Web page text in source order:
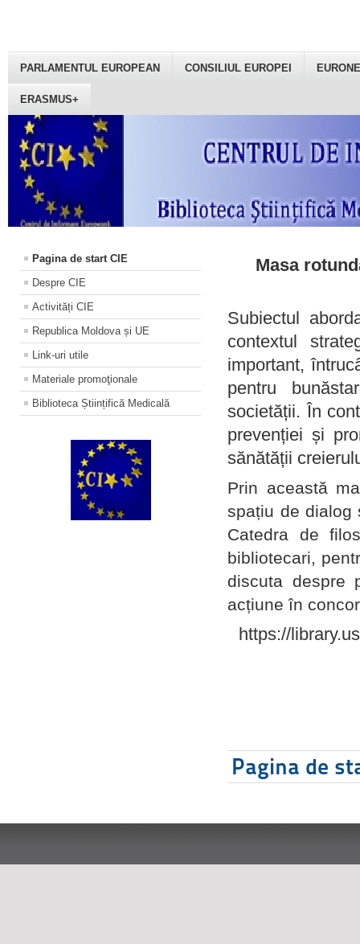
PARLAMENTUL EUROPEAN CONSILIUL EUROPEI
ERASMUS+
Pagina de start CIE
Despre CIE
Activități CIE
Republica Moldova și UE
Link-uri utile
Materiale promoţionale
Biblioteca Științifică Medicală
Masa
Subiectul
contextul
important,
pentru
societății. În
prevenției și
sănătății
Prin această
spațiu de dialog
Catedra de
bibliotecari,
discuta despre
acțiune în
https://
Pagina de